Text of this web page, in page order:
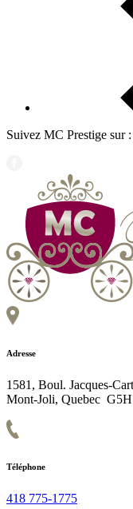
Suivez MC Prestige sur :
Adresse
1581, Boul. Jacques-
Mont-Joli, Quebec
Téléphone
418 775-1775